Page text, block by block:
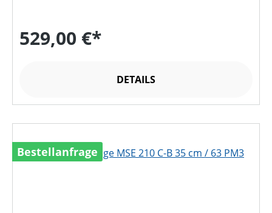
529,00 €*
DETAILS
Bestellanfrage